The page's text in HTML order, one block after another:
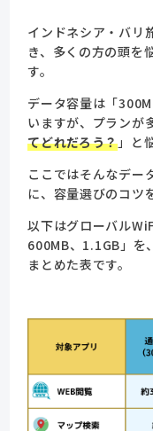
インドネシア・バリ
き、多くの方の頭を
す。
データ容量は「
いますが、プランが
てどれだろう？」と
ここではそんなデー
に、容量選びのコツ
以下はグローバル
600MB、1.1GB」を
まとめた表です。